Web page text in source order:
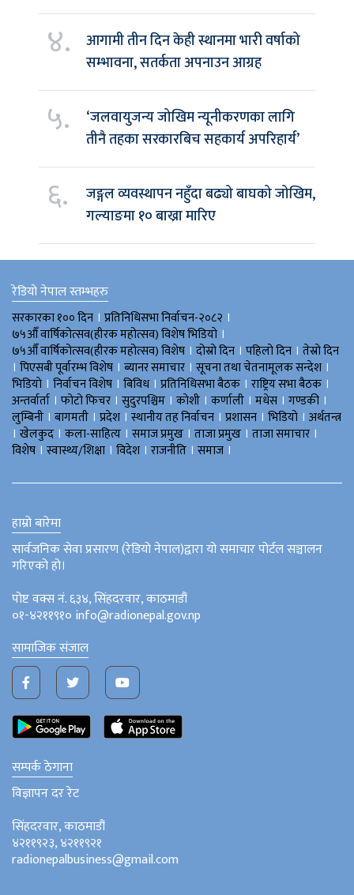
४.
आगामी तीन दिन केही स्थानमा भारी वर्षाको
सम्भावना, सतर्कता अपनाउन आग्रह
५.
‘जलवायुजन्य जोखिम न्यूनीकरणका लागि
तीनै तहका सरकारबिच सहकार्य अपरिहार्य’
६.
जङ्गल व्यवस्थापन नहुँदा बढ्यो बाघको जोखिम,
गल्याङमा १० बाख्रा मारिए
रेडियो नेपाल स्तम्भहरु
सरकारका १०० दिन । प्रतिनिधिसभा निर्वाचन-२०८२ ।
७५औँ वार्षिकोत्सव(हीरक महोत्सव) विशेष भिडियाे ।
७५औँ वार्षिकोत्सव(हीरक महोत्सव) विशेष । दोस्रो दिन । पहिलो दिन । तेस्रो दिन
। पिएसबी पूर्वारम्भ विशेष । ब्यानर समाचार । सूचना तथा चेतनामूलक सन्देश ।
भिडियाे । निर्वाचन विशेष । बिविध। प्रतिनिधिसभा बैठक । राष्ट्रिय सभा बैठक ।
अन्तर्वार्ता । फोटो फिचर । सुदुरपश्चिम । काेशी । कर्णाली । मधेस । गण्डकी ।
लुम्बिनी । बागमती । प्रदेश । स्थानीय तह निर्वाचन । प्रशासन । भिडियो । अर्थतन्त्र
। खेलकुद । कला-साहित्य । समाज प्रमुख । ताजा प्रमुख । ताजा समाचार ।
विशेष । स्वास्थ्य/शिक्षा । विदेश । राजनीति । समाज ।
हाम्रो बारेमा
सार्वजनिक सेवा प्रसारण (रेडियो नेपाल)द्वारा यो समाचार पोर्टल सञ्चालन
गरिएको हो।
पोष्ट वक्स नं. ६३४, सिंहदरवार, काठमाडौं
०१-४२११९१० info@radionepal.gov.np
सामाजिक संजाल
सम्पर्क ठेगाना
विज्ञापन दर रेट
सिंहदरवार, काठमाडौं
४२११९२३, ४२११९२१
radionepalbusiness@gmail.com